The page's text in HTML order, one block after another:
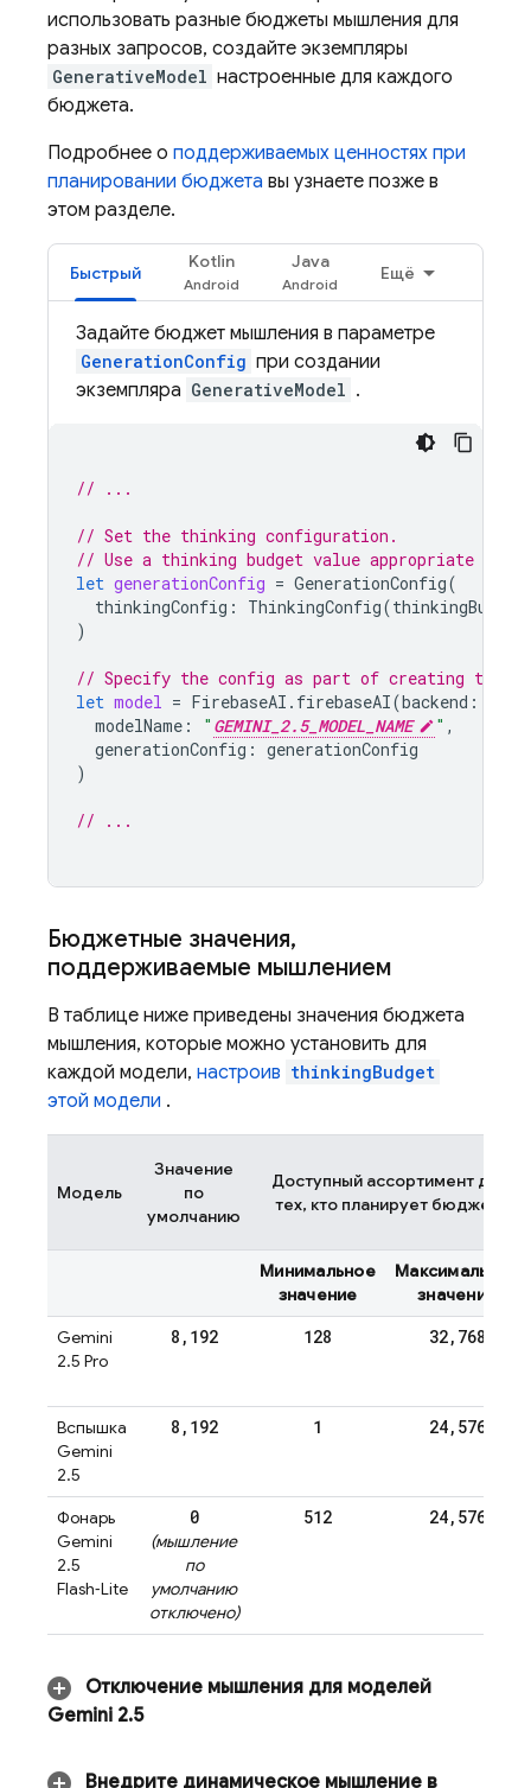
использовать разные бюджеты мышления для
разных запросов, создайте экземпляры
GenerativeModel настроенные для каждого
бюджета.
Подробнее о поддерживаемых ценностях при
планировании бюджета вы узнаете позже в
этом разделе.
Быстрый
Kotlin Java
Ещё
Задайте бюджет мышления в параметре
GenerationConfig при создании
экземпляра GenerativeModel .
// ...
// Set the thinking configuration.
// Use a thinking budget value appropriate for
let generationConfig = GenerationConfig(
thinkingConfig : ThinkingConfig(thinkingBudget
)
// Specify the config as part of creating the
let model = FirebaseAI . firebaseAI(backend :
modelName : " GEMINI_2.5_MODEL_NAME " ,
generationConfig : generationConfig
)
// ...
Бюджетные значения,
поддерживаемые мышлением
В таблице ниже приведены значения бюджета
мышления, которые можно установить для
каждой модели, настроив thinkingBudget
этой модели .
Модель
Значение
по
умолчанию
Доступный ассортимент для
тех, кто планирует бюджет.
Минимальное
значение
Максимальное
значение
Gemini
2.5 Pro
8 , 192 128 32, 768
Вспышка
Gemini
2.5
8 , 192 1 24, 576
Фонарь
Gemini
2.5
Flash‑Lite
0
(мышление
по
умолчанию
отключено)
512 24, 576
Отключение мышления для моделей
Gemini 2.5
Внедрите динамическое мышление в